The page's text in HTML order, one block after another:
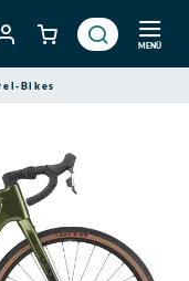
MENÜ
Bikes